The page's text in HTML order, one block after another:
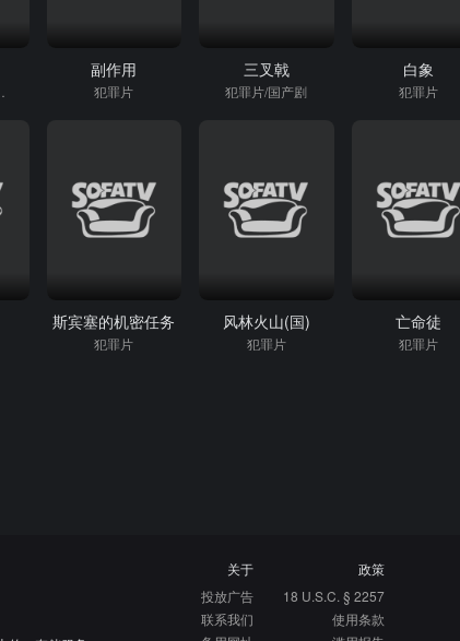
副作用
犯罪片
三叉戟
犯罪片/国产剧
白象
犯罪片
斯宾塞的机密任务
犯罪片
风林火山(国)
犯罪片
亡命徒
犯罪片
关于
投放广告
联系我们
政策
18 U.S.C. § 2257
使用条款